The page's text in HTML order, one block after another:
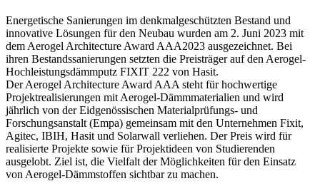
Energetische Sanierungen im denkmalgeschützten Bestand und
innovative Lösungen für den Neubau wurden am 2. Juni 2023 mit
dem Aerogel Architecture Award AAA2023 ausgezeichnet. Bei
ihren Bestandssanierungen setzten die Preisträger auf den Aerogel-
Hochleistungsdämmputz FIXIT 222 von Hasit.
Der Aerogel Architecture Award AAA steht für hochwertige
Projektrealisierungen mit Aerogel-Dämmmaterialien und wird
jährlich von der Eidgenössischen Materialprüfungs- und
Forschungsanstalt (Empa) gemeinsam mit den Unternehmen Fixit,
Agitec, IBIH, Hasit und Solarwall verliehen. Der Preis wird für
realisierte Projekte sowie für Projektideen von Studierenden
ausgelobt. Ziel ist, die Vielfalt der Möglichkeiten für den Einsatz
von Aerogel-Dämmstoffen sichtbar zu machen.